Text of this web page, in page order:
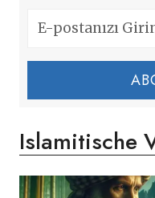
Islamitische